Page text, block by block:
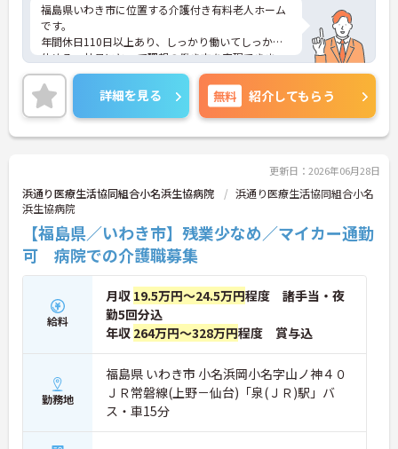
福島県いわき市に位置する介護付き有料老人ホーム
です。
年間休日110日以上あり、しっかり働いてしっかり
休める、社員にとって理想の働き方を実現できま
す。
実務経験はなくてもOK！現場で働きながら経験を積
んでいくことができます。
ご興味をお持ちの方はお気軽にお問い合わせくださ
い。
詳細を見る 無料 紹介してもらう
更新日：2026年06月28日
浜通り医療生活協同組合小名浜生協病院
浜通り医療生活協同組合小名
浜生協病院
【福島県／いわき市】残業少なめ／マイカー通勤
可 病院での介護職募集
給料
月収 19.5万円～24.5万円程度 諸手当・夜
勤5回分込
年収 264万円～328万円程度 賞与込
勤務地
福島県 いわき市 小名浜岡小名字山ノ神４０
ＪＲ常磐線(上野－仙台)「泉(ＪＲ)駅」バ
ス・車15分